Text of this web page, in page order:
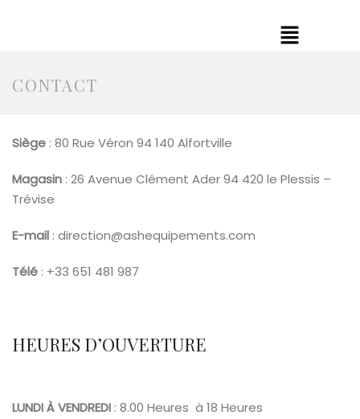
CONTACT
Siège : 80 Rue Véron 94 140 Alfortville
Magasin : 26 Avenue Clément Ader 94 420 le Plessis –
Trévise
E-mail : direction@ashequipements.com
Télé : +33 651 481 987
HEURES D’OUVERTURE
LUNDI À VENDREDI : 8.00 Heures à 18 Heures